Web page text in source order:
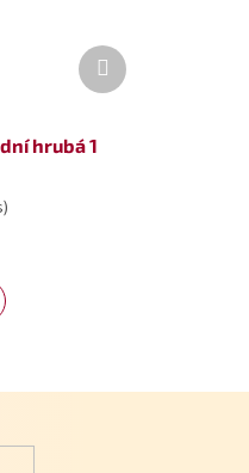
hrubá 1
Další
produkt